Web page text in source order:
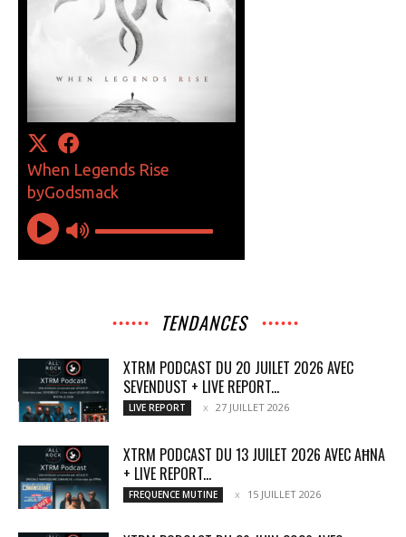
TENDANCES
XTRM PODCAST DU 20 JUILET 2026 AVEC
SEVENDUST + LIVE REPORT...
LIVE REPORT 27 JUILLET 2026
XTRM PODCAST DU 13 JUILET 2026 AVEC AĦNA
+ LIVE REPORT...
FREQUENCE MUTINE 15 JUILLET 2026